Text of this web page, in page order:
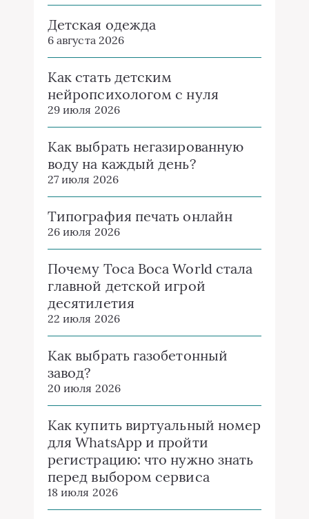
Детская одежда
6 августа 2026
Как стать детским
нейропсихологом с нуля
29 июля 2026
Как выбрать негазированную
воду на каждый день?
27 июля 2026
Типография печать онлайн
26 июля 2026
Почему Toca Boca World стала
главной детской игрой
десятилетия
22 июля 2026
Как выбрать газобетонный
завод?
20 июля 2026
Как купить виртуальный номер
для WhatsApp и пройти
регистрацию: что нужно знать
перед выбором сервиса
18 июля 2026